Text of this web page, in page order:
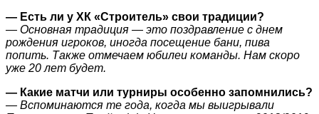
— Есть ли у ХК «Строитель» свои традиции?
— Основная традиция — это поздравление с днем
рождения игроков, иногда посещение бани, пива
попить. Также отмечаем юбилеи команды. Нам скоро
уже 20 лет будет.
— Какие матчи или турниры особенно запомнились?
— Вспоминаются те года, когда мы выигрывали